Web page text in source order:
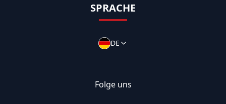
SPRACHE
DE
Folge uns